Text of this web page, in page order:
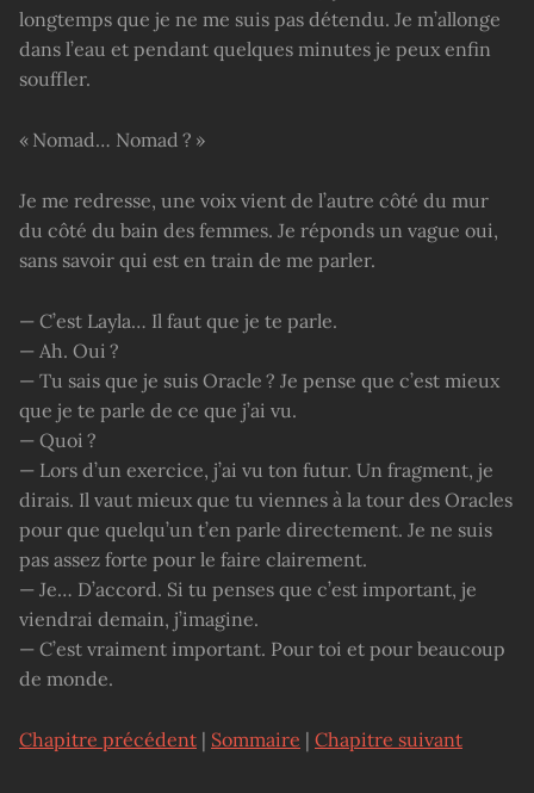
longtemps que je ne me suis pas détendu. Je m’allonge
dans l’eau et pendant quelques minutes je peux enfin
souffler.
« Nomad… Nomad ? »
Je me redresse, une voix vient de l’autre côté du mur
du côté du bain des femmes. Je réponds un vague oui,
sans savoir qui est en train de me parler.
— C’est Layla… Il faut que je te parle.
— Ah. Oui ?
— Tu sais que je suis Oracle ? Je pense que c’est mieux
que je te parle de ce que j’ai vu.
— Quoi ?
— Lors d’un exercice, j’ai vu ton futur. Un fragment, je
dirais. Il vaut mieux que tu viennes à la tour des Oracles
pour que quelqu’un t’en parle directement. Je ne suis
pas assez forte pour le faire clairement.
— Je… D’accord. Si tu penses que c’est important, je
viendrai demain, j’imagine.
— C’est vraiment important. Pour toi et pour beaucoup
de monde.
Chapitre précédent | Sommaire | Chapitre suivant